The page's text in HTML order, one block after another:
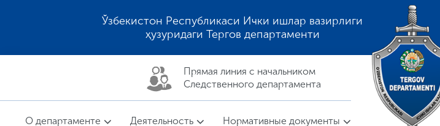
Ўзбекистон Республикаси Ички ишлар вазирлиги
ҳузуридаги Тергов департаменти
Прямая линия c начальником
Следственного департамента
О департаменте Деятельность Нормативные документы